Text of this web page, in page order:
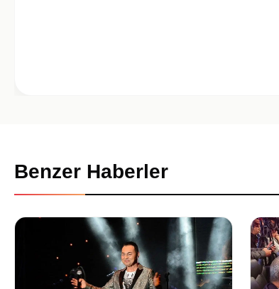
Benzer Haberler